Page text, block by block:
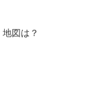
図は？